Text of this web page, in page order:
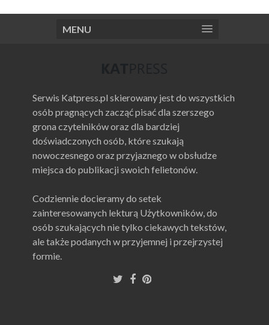
MENU
Serwis Katpress.pl skierowany jest do wszystkich
osób pragnących zacząć pisać dla szerszego
grona czytelników oraz dla bardziej
doświadczonych osób, które szukają
nowoczesnego oraz przyjaznego w obsłudze
miejsca do publikacji swoich felietonów.
Codziennie docieramy do setek
zainteresowanych lekturą Użytkowników, do
osób szukających nie tylko ciekawych tekstów,
ale także podanych w przyjemnej i przejrzystej
formie.